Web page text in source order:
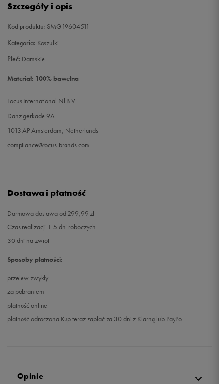
Szczegóły i opis
Kod produktu: SMG19604511
Kategoria: Koszulki
Płeć: Damskie
Materiał: 100% bawełna
Focus International Nl B.V.
Danzigerkade 9A
1013 AP Amsterdam, Netherlands
compliance@focus-brands.com
Dostawa i płatność
Darmowa dostawa od 299,99 zł
Czas realizacji 1-5 dni roboczych
30 dni na zwrot
Sposoby płatności:
przelew zwykły
za pobraniem
płatność online
płatność odroczona Kup teraz zapłać za 30 dni z Klarną lub PayPo
Opinie